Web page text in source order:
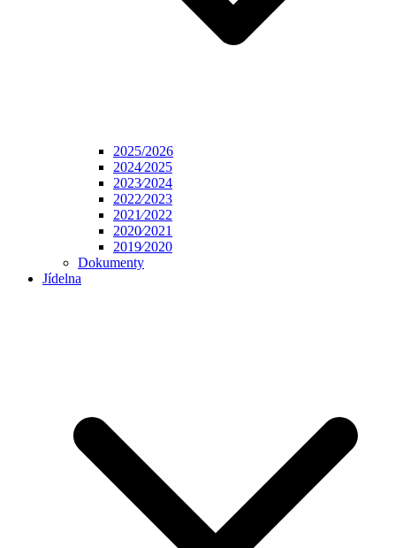
2025/2026
2024⁄2025
2023⁄2024
2022⁄2023
2021⁄2022
2020⁄2021
2019⁄2020
Dokumenty
Jídelna